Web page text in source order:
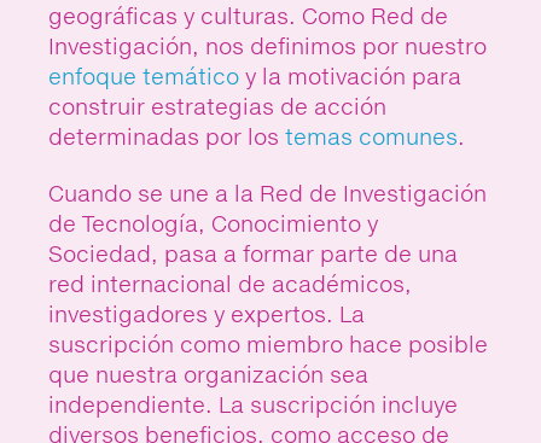
geográficas y culturas. Como Red de
Investigación, nos definimos por nuestro
enfoque temático y la motivación para
construir estrategias de acción
determinadas por los temas comunes.
Cuando se une a la Red de Investigación
de Tecnología, Conocimiento y
Sociedad, pasa a formar parte de una
red internacional de académicos,
investigadores y expertos. La
suscripción como miembro hace posible
que nuestra organización sea
independiente. La suscripción incluye
diversos beneficios, como acceso de